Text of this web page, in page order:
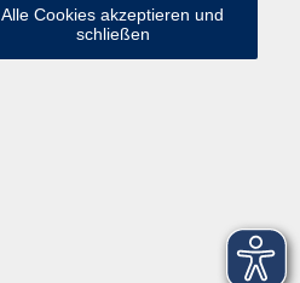
Alle Cookies akzeptieren und
schließen